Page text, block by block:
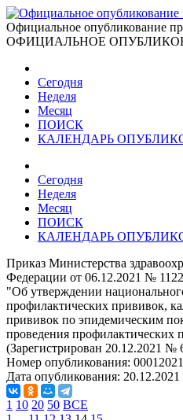
Официальное опубликование
ОФИЦИАЛЬНОЕ
Сегодня
Неделя
Месяц
ПОИСК
КАЛЕНДАРЬ
Сегодня
Неделя
Месяц
ПОИСК
КАЛЕНДАРЬ
Приказ Министерства
Федерации от 06.12.2021 №
"Об утверждении
профилактических прививок,
прививок по эпидемическим
проведения профилактических
(Зарегистрирован 20.12.2021 №
Номер опубликования:
Дата опубликования: 20.12.2021
1 10 20 50 ВСЕ